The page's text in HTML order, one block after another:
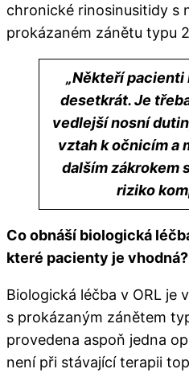
chronické rinosinusitidy s
prokázaném zánětu typu
„Někteří pacienti
desetkrát. Je
vedlejší nosní
vztah k očnicím a
dalším zákrokem
riziko
Co obnáší biologická
které pacienty je vhodná?​
Biologická léčba v ORL je
s prokázaným zánětem
provedena aspoň jedna
není při stávající terapii